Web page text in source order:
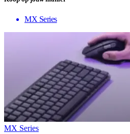
MX Series
MX Series